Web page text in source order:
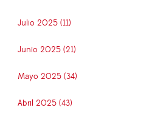
Julio 2025 (11)
Junio 2025 (21)
Mayo 2025 (34)
Abril 2025 (43)